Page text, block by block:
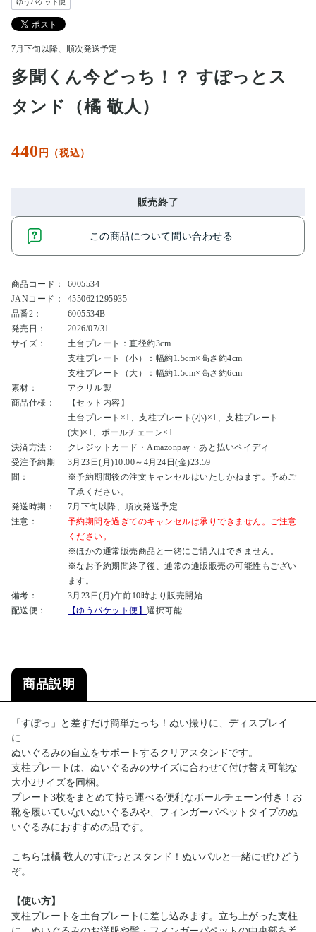
ゆうパケット便
7月下旬以降、順次発送予定
多聞くん今どっち！？ すぽっとス
タンド（橘 敬人）
440 円（税込）
販売終了
この商品について問い合わせる
商品コード：
6005534
JANコード：
4550621295935
品番2：
6005534B
発売日：
2026/07/31
サイズ：
土台プレート：直径約3cm
支柱プレート（小）：幅約1.5cm×高さ約4cm
支柱プレート（大）：幅約1.5cm×高さ約6cm
素材：
アクリル製
商品仕様：
【セット内容】
土台プレート×1、支柱プレート(小)×1、支柱プレート
(大)×1、ボールチェーン×1
決済方法：
クレジットカード・Amazonpay・あと払いペイディ
受注予約期
間：
3月23日(月)10:00～4月24日(金)23:59
※予約期間後の注文キャンセルはいたしかねます。予めご
了承ください。
発送時期：
7月下旬以降、順次発送予定
注意：
予約期間を過ぎてのキャンセルは承りできません。ご注意
ください。
※ほかの通常販売商品と一緒にご購入はできません。
※なお予約期間終了後、通常の通販販売の可能性もござい
ます。
備考：
3月23日(月)午前10時より販売開始
配送便：
【ゆうパケット便】選択可能
商品説明
「すぽっ」と差すだけ簡単たっち！ぬい撮りに、ディスプレイ
に…
ぬいぐるみの自立をサポートするクリアスタンドです。
支柱プレートは、ぬいぐるみのサイズに合わせて付け替え可能な
大小2サイズを同梱。
プレート3枚をまとめて持ち運べる便利なボールチェーン付き！お
靴を履いていないぬいぐるみや、フィンガーパペットタイプのぬ
いぐるみにおすすめの品です。
こちらは橘 敬人のすぽっとスタンド！ぬいパルと一緒にぜひどう
ぞ。
【使い方】
支柱プレートを土台プレートに差し込みます。立ち上がった支柱